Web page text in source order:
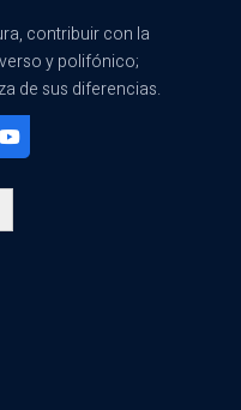
contribuir con la
y polifónico;
de sus diferencias.